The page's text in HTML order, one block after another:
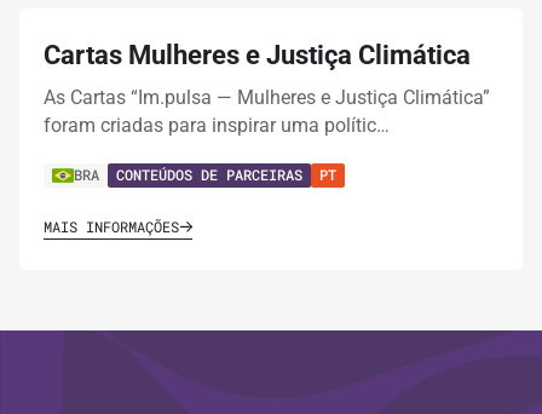
Cartas Mulheres e Justiça Climática
As Cartas “Im.pulsa — Mulheres e Justiça Climática”
foram criadas para inspirar uma polític…
BRA CONTEÚDOS DE PARCEIRAS PT
MAIS INFORMAÇÕES